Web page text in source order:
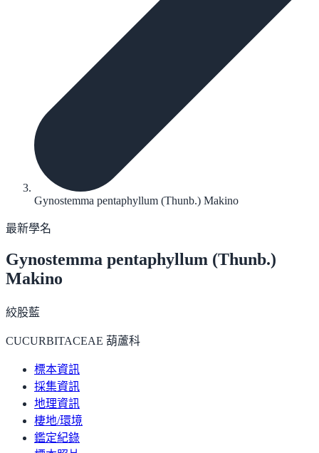
Gynostemma pentaphyllum (Thunb.) Makino
最新學名
Gynostemma pentaphyllum (Thunb.)
Makino
絞股藍
CUCURBITACEAE 葫蘆科
標本資訊
採集資訊
地理資訊
棲地/環境
鑑定紀錄